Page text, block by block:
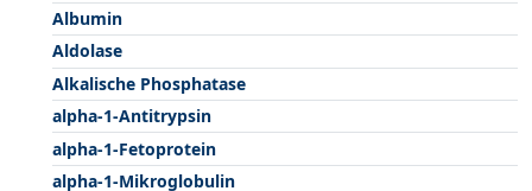
Albumin
Aldolase
Alkalische Phosphatase
alpha-1-Antitrypsin
alpha-1-Fetoprotein
alpha-1-Mikroglobulin